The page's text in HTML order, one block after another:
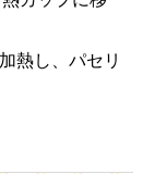
熱し、パセリ